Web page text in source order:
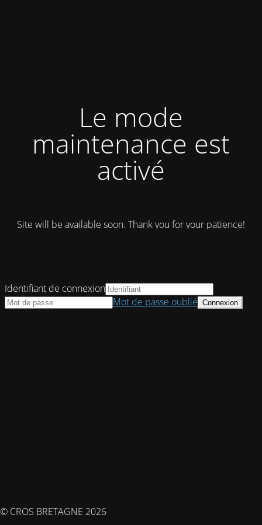
Le mode
maintenance est
activé
Site will be available soon. Thank you for your patience!
© CROS BRETAGNE 2026
Identifiant de connexion
Mot de passe oublié